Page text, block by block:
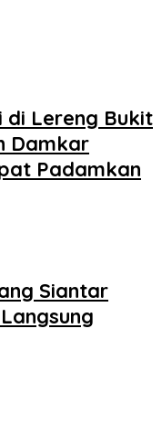
di Lereng Bukit
Damkar
Padamkan
Siantar